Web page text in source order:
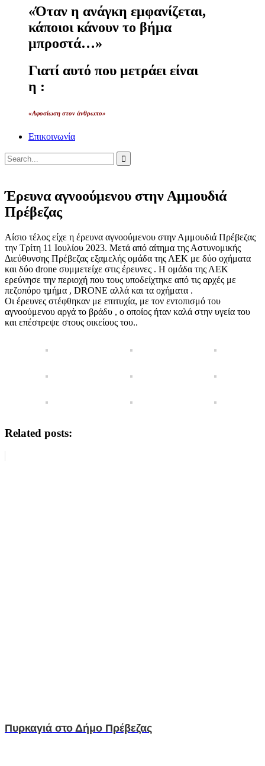
«Όταν η ανάγκη εμφανίζεται,
κάποιοι κάνουν το βήμα
μπροστά…»
Γιατί αυτό που μετράει είναι
η :
«Αφοσίωση στον άνθρωπο»
Επικοινωνία
Έρευνα αγνοούμενου στην Αμμουδιά
Πρέβεζας
Αίσιο τέλος είχε η έρευνα αγνοούμενου στην Αμμουδιά Πρέβεζας
την Τρίτη 11 Ιουλίου 2023. Μετά από αίτημα της Αστυνομικής
Διεύθυνσης Πρέβεζας εξαμελής ομάδα της ΛΕΚ με δύο οχήματα
και δύο drone συμμετείχε στις έρευνες . Η ομάδα της ΛΕΚ
ερεύνησε την περιοχή που τους υποδείχτηκε από τις αρχές με
πεζοπόρο τμήμα , DRONE αλλά και τα οχήματα .
Οι έρευνες στέφθηκαν με επιτυχία, με τον εντοπισμό του
αγνοούμενου αργά το βράδυ , ο οποίος ήταν καλά στην υγεία του
και επέστρεψε στους οικείους του..
Related posts:
Πυρκαγιά στο Δήμο Πρέβεζας